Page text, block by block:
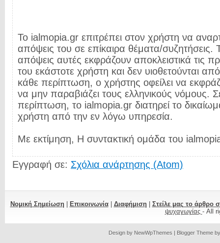
Το ialmopia.gr επιτρέπει στον χρήστη να
απόψεις του σε επίκαιρα θέματα/συζητήσεις.
απόψεις αυτές εκφράζουν αποκλειστικά τις
του εκάστοτε χρήστη και δεν υιοθετούνται
κάθε περίπτωση, ο χρήστης οφείλει να
να μην παραβιάζει τους ελληνικούς νόμους.
περίπτωση, το ialmopia.gr διατηρεί το
χρήστη από την εν λόγω υπηρεσία.
Με εκτίμηση, Η συντακτική ομάδα του
Εγγραφή σε: Σχόλια ανάρτησης (Atom)
Νομική Σημείωση| Επικοινωνία| Διαφήμιση| Στείλε μας το άρθρο
ψυχαγωγίας - All
Design by NewWpThemes | Blogger Theme